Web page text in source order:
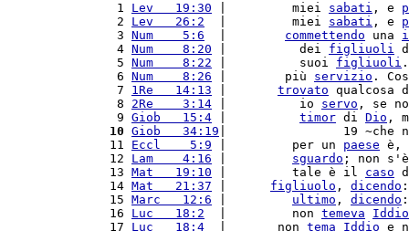
1 Lev   19:30 |         miei sabati , e
2 Lev   26:2
  |         miei
sabati , e
3 Num    5:6 commettendo una
4 Num    8:20 |          dei figliuoli
5 Num    8:22 |          suoi figliuoli
6 Num    8:26 |        più servizio .
7 1Re   14:13 trovato qualcosa
8 2Re    3:14 |          io servo , se
9 Giob   15:4 timor di Dio ,
10 Giob   34:19 |                19 ~che
11 Eccl    5:9 |         per un paese è,
12 Lam    4:16 sguardo ; non
13 Mat   19:10 |         tale è il caso
14 Mat   21:37 figliuolo , dicendo
15 Marc   12:6 ultimo , dicendo
16 Luc   18:2
  |         non
temeva
Iddio
17 Luc   18:4
  |       non
tema Iddio e